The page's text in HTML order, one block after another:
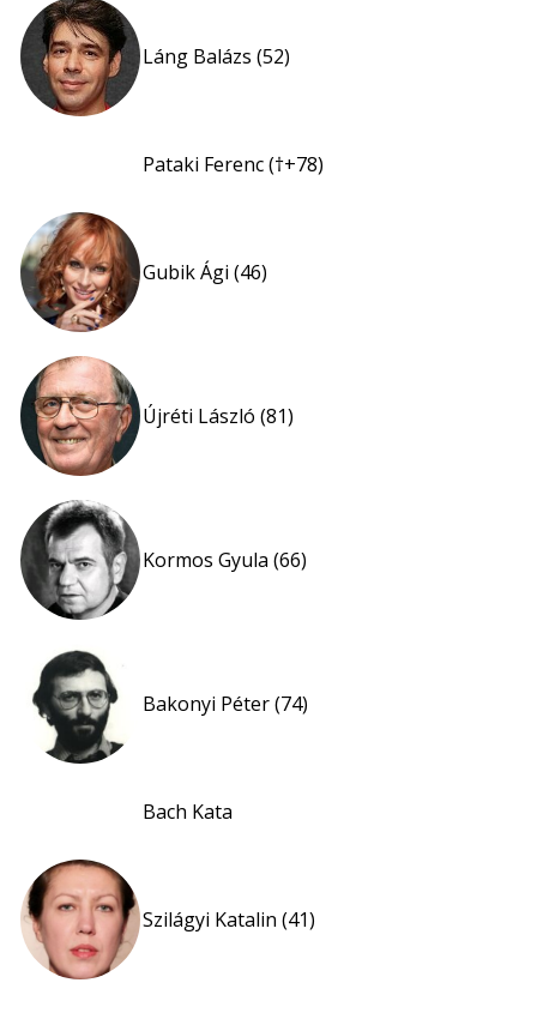
Láng Balázs (52)
Pataki Ferenc (†+78)
Gubik Ági (46)
Újréti László (81)
Kormos Gyula (66)
Bakonyi Péter (74)
Bach Kata
Szilágyi Katalin (41)